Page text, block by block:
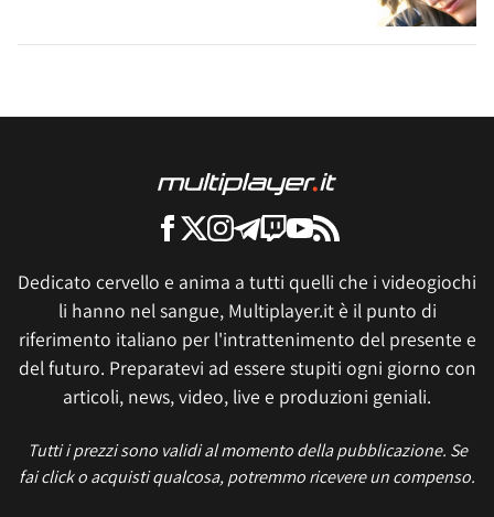
Dedicato cervello e anima a tutti quelli che i videogiochi
li hanno nel sangue, Multiplayer.it è il punto di
riferimento italiano per l'intrattenimento del presente e
del futuro. Preparatevi ad essere stupiti ogni giorno con
articoli, news, video, live e produzioni geniali.
Tutti i prezzi sono validi al momento della pubblicazione. Se
fai click o acquisti qualcosa, potremmo ricevere un compenso.